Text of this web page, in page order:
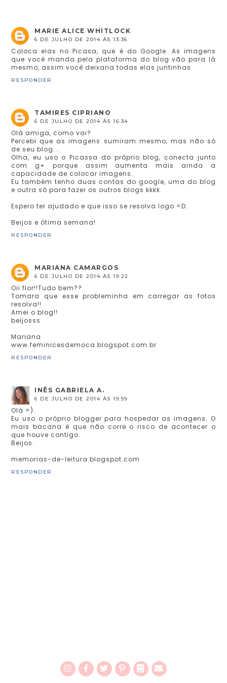
MARIE ALICE WHITLOCK
6 DE JULHO DE 2014 ÀS 13:36
Coloca elas no Picasa, que é do Google. As imagens
que você manda pela plataforma do blog vão para lá
mesmo, assim você deixaria todas elas juntinhas.
RESPONDER
TAMIRES CIPRIANO
6 DE JULHO DE 2014 ÀS 16:34
Olá amiga, como vai?
Percebi que as imagens sumiram mesmo, mas não só
de seu blog...
Olha, eu uso o Picassa do próprio blog, conecta junto
com g+ porque assim aumenta mais ainda a
capacidade de colocar imagens.
Eu também tenho duas contas do google, uma do blog
e outra só para fazer os outros blogs kkkk.
Espero ter ajudado e que isso se resolva logo =D.
Beijos e ótima semana!
RESPONDER
MARIANA CAMARGOS
6 DE JULHO DE 2014 ÀS 19:22
Oii flor!!Tudo bem??
Tomara que esse probleminha em carregar as fotos
resolva!!
Amei o blog!!
beijosss
Mariana
www.feminicesdemoca.blogspot.com.br
RESPONDER
INÊS GABRIELA A.
6 DE JULHO DE 2014 ÀS 19:59
Olá =).
Eu uso o próprio blogger para hospedar as imagens. O
mais bacana é que não corre o risco de acontecer o
que houve contigo.
Beijos.
memorias-de-leitura.blogspot.com
RESPONDER